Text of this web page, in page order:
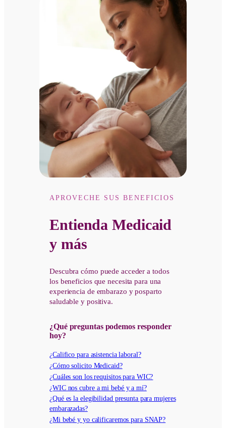
APROVECHE SUS BENEFICIOS
Entienda Medicaid
y más
Descubra cómo puede acceder a todos
los beneficios que necesita para una
experiencia de embarazo y posparto
saludable y positiva.
¿Qué preguntas podemos responder
hoy?
¿Califico para asistencia laboral?
¿Cómo solicito Medicaid?
¿Cuáles son los requisitos para WIC?
¿WIC nos cubre a mi bebé y a mí?
¿Qué es la elegibilidad presunta para mujeres
embarazadas?
¿Mi bebé y yo calificaremos para SNAP?